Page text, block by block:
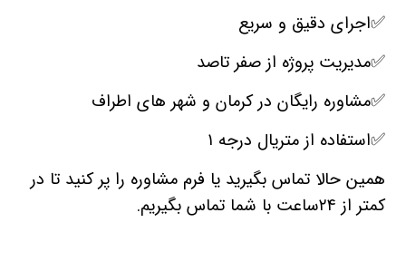
✅اجرای دقیق و سریع
✅مدیریت پروژه از صفر تاصد
✅مشاوره رایگان در کرمان و شهر های اطراف
✅استفاده از متریال درجه ۱
همین حالا تماس بگیرید یا فرم مشاوره را پر کنید تا در
کمتر از ۲۴ساعت با شما تماس بگیریم.